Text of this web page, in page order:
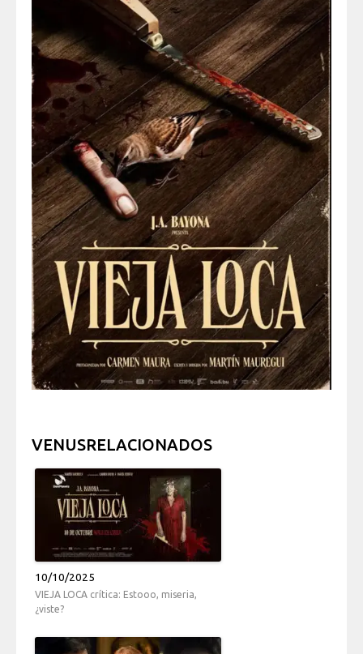
VENUSRELACIONADOS
10/10/2025
VIEJA LOCA crítica: Estooo, miseria,
¿viste?